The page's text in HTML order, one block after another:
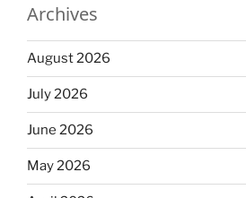
Archives
August 2026
July 2026
June 2026
May 2026